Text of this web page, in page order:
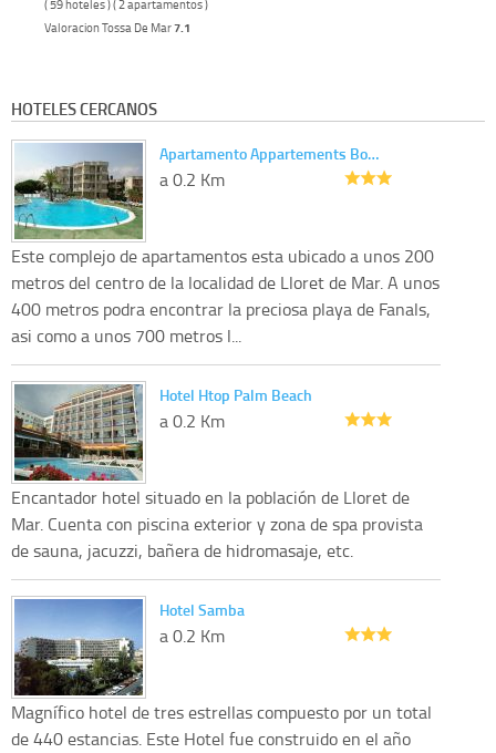
( 59 hoteles ) ( 2 apartamentos )
Valoracion Tossa De Mar7.1
HOTELES CERCANOS
Apartamento Appartements Bo…
a 0.2 Km
Este complejo de apartamentos esta ubicado a unos 200
metros del centro de la localidad de Lloret de Mar. A unos
400 metros podra encontrar la preciosa playa de Fanals,
asi como a unos 700 metros l...
Hotel Htop Palm Beach
a 0.2 Km
Encantador hotel situado en la población de Lloret de
Mar. Cuenta con piscina exterior y zona de spa provista
de sauna, jacuzzi, bañera de hidromasaje, etc.
Hotel Samba
a 0.2 Km
Magnífico hotel de tres estrellas compuesto por un total
de 440 estancias. Este Hotel fue construido en el año